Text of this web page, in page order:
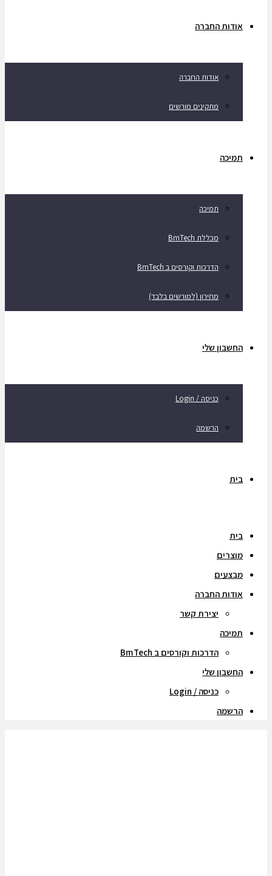
אודות החברה
אודות החברה
מתקינים מורשים
תמיכה
תמיכה
מכללת BmTech
הדרכות וקורסים ב BmTech
מחירון (למורשים בלבד)
החשבון שלי
כניסה / Login
הרשמה
בית
בית
מוצרים
מבצעים
אודות החברה
יצירת קשר
תמיכה
הדרכות וקורסים ב BmTech
החשבון שלי
כניסה / Login
הרשמה